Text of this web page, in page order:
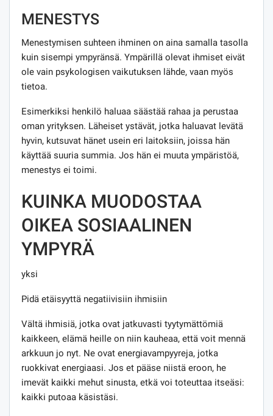
MENESTYS
Menestymisen suhteen ihminen on aina samalla tasolla
kuin sisempi ympyränsä. Ympärillä olevat ihmiset eivät
ole vain psykologisen vaikutuksen lähde, vaan myös
tietoa.
Esimerkiksi henkilö haluaa säästää rahaa ja perustaa
oman yrityksen. Läheiset ystävät, jotka haluavat levätä
hyvin, kutsuvat hänet usein eri laitoksiin, joissa hän
käyttää suuria summia. Jos hän ei muuta ympäristöä,
menestys ei toimi.
KUINKA MUODOSTAA
OIKEA SOSIAALINEN
YMPYRÄ
yksi
Pidä etäisyyttä negatiivisiin ihmisiin
Vältä ihmisiä, jotka ovat jatkuvasti tyytymättömiä
kaikkeen, elämä heille on niin kauheaa, että voit mennä
arkkuun jo nyt. Ne ovat energiavampyyreja, jotka
ruokkivat energiaasi. Jos et pääse niistä eroon, he
imevät kaikki mehut sinusta, etkä voi toteuttaa itseäsi:
kaikki putoaa käsistäsi.